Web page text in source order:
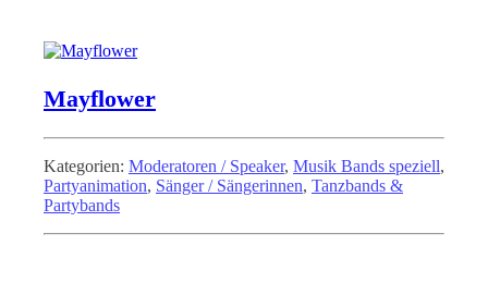
Mayflower
Kategorien: Moderatoren / Speaker, Musik Bands speziell,
Partyanimation, Sänger / Sängerinnen, Tanzbands &
Partybands